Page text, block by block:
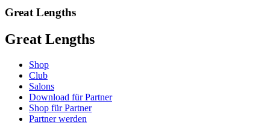
Great Lengths
Great Lengths
Shop
Club
Salons
Download für Partner
Shop für Partner
Partner werden